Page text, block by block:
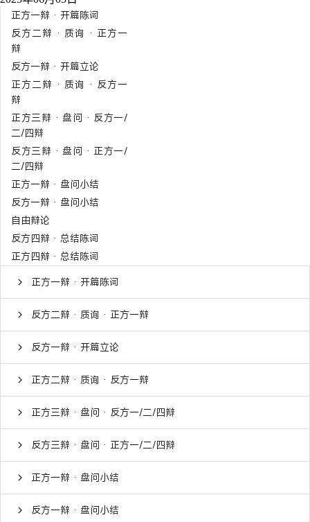
正方一辩 · 开篇陈词
反方二辩 · 质询 · 正方一
辩
反方一辩 · 开篇立论
正方二辩 · 质询 · 反方一
辩
正方三辩 · 盘问 · 反方一/
二/四辩
反方三辩 · 盘问 · 正方一/
二/四辩
正方一辩 · 盘问小结
反方一辩 · 盘问小结
自由辩论
反方四辩 · 总结陈词
正方四辩 · 总结陈词
正方一辩 · 开篇陈词
反方二辩 · 质询 · 正方一辩
反方一辩 · 开篇立论
正方二辩 · 质询 · 反方一辩
正方三辩 · 盘问 · 反方一/二/四辩
反方三辩 · 盘问 · 正方一/二/四辩
正方一辩 · 盘问小结
反方一辩 · 盘问小结